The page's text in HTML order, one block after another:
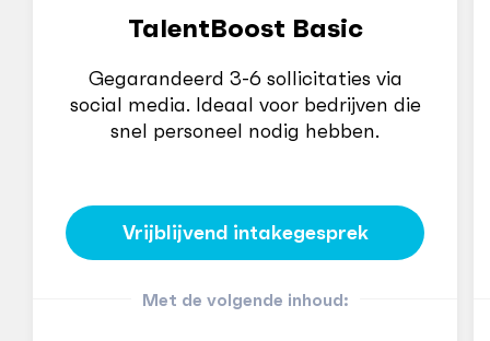
TalentBoost Basic
Gegarandeerd 3-6 sollicitaties via
social media. Ideaal voor bedrijven die
snel personeel nodig hebben.
Vrijblijvend intakegesprek
Met de volgende inhoud: